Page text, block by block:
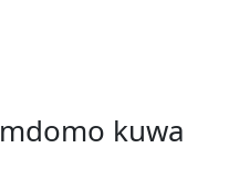
kuwa